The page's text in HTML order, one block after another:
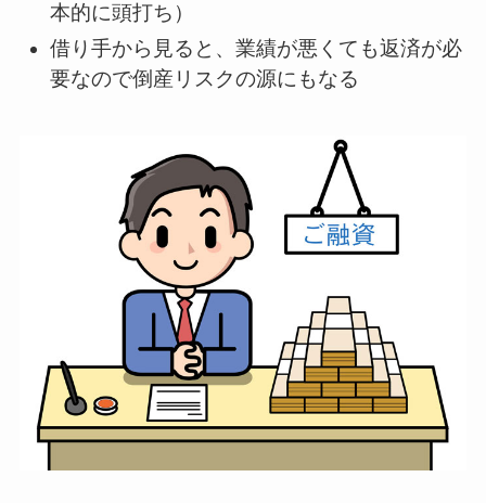
本的に頭打ち）
借り手から見ると、業績が悪くても返済が必
要なので倒産リスクの源にもなる